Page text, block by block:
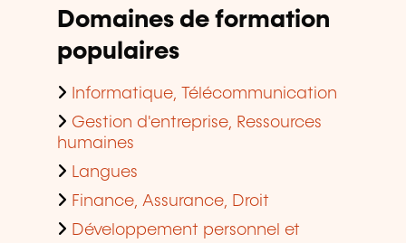
Domaines de formation
populaires
Informatique, Télécommunication
Gestion d'entreprise, Ressources
humaines
Langues
Finance, Assurance, Droit
Développement personnel et